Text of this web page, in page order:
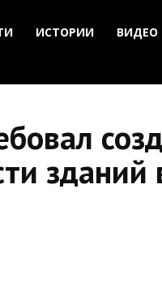
ИСТОРИИ ВИДЕО